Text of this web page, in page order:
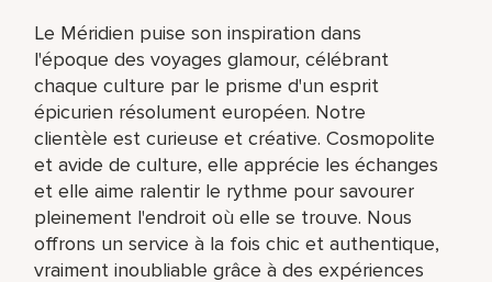
Le Méridien puise son inspiration dans
l'époque des voyages glamour, célébrant
chaque culture par le prisme d'un esprit
épicurien résolument européen. Notre
clientèle est curieuse et créative. Cosmopolite
et avide de culture, elle apprécie les échanges
et elle aime ralentir le rythme pour savourer
pleinement l'endroit où elle se trouve. Nous
offrons un service à la fois chic et authentique,
vraiment inoubliable grâce à des expériences